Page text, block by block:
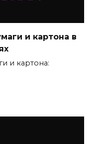
и картона в
и картона: